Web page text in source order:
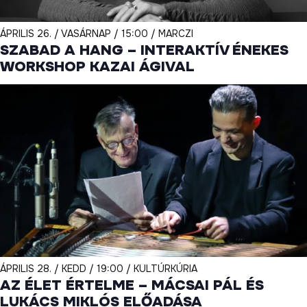
ÁPRILIS 26. / VASÁRNAP / 15:00 / MARCZI
SZABAD A HANG – INTERAKTÍV ÉNEKES
WORKSHOP KAZAI ÁGIVAL
ÁPRILIS 28. / KEDD / 19:00 / KULTÚRKÚRIA
AZ ÉLET ÉRTELME – MÁCSAI PÁL ÉS
LUKÁCS MIKLÓS ELŐADÁSA